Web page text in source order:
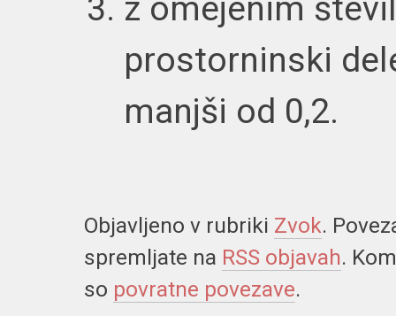
z omejenim
prostorninski
manjši od 0,2.
Objavljeno v rubriki Zvok.
spremljate na RSS objavah.
so povratne povezave.